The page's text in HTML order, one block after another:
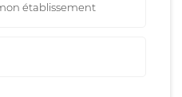
établissement